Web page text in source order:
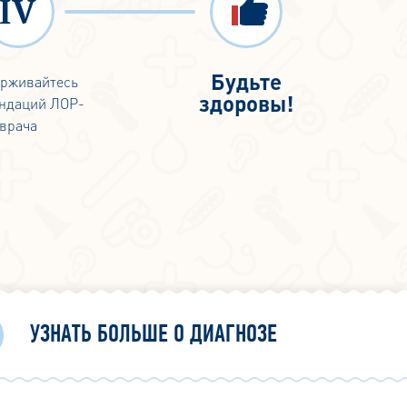
ЛОР-
врача
Будьте
здоровы!
УЗНАТЬ БОЛЬШЕ О ДИАГНОЗЕ